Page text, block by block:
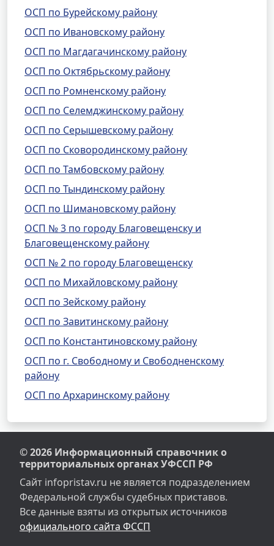
ОСП по Бурейскому району
ОСП по Ивановскому району
ОСП по Магдагачинскому району
ОСП по Октябрьскому району
ОСП по Ромненскому району
ОСП по Селемджинскому району
ОСП по Серышевскому району
ОСП по Сковородинскому району
ОСП по Тамбовскому району
ОСП по Тындинскому району
ОСП по Шимановскому району
ОСП № 3 по городу Благовещенску и
Благовещенскому району
ОСП № 2 по городу Благовещенску
ОСП по Михайловскому району
ОСП по Зейскому району
ОСП по Завитинскому району
ОСП по Константиновскому району
ОСП по г. Свободному и Свободненскому
району
ОСП по Архаринскому району
© 2026 Информационный справочник о
территориальных органах УФССП РФ
Сайт infopristav.ru не является подразделением
Федеральной службы судебных приставов.
Все данные взяты из открытых источников
официального сайта ФССП